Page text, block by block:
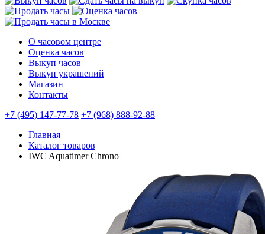
О часовом центре
Оценка часов
Выкуп часов
Выкуп украшений
Магазин
Контакты
+7 (495) 147-77-78 +7 (968) 888-92-88
Главная
Каталог товаров
IWC Aquatimer Chrono